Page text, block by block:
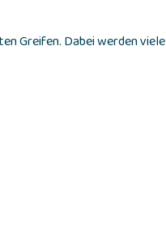
Greifen. Dabei werden viele